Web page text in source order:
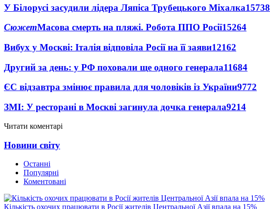
У Білорусі засудили лідера Ляпіса Трубецького Міхалка15738
СюжетМасова смерть на пляжі. Робота ППО Росії15264
Вибух у Москві: Італія відповіла Росії на її заяви12162
Другий за день: у РФ поховали ще одного генерала11684
ЄС відзавтра змінює правила для чоловіків із України9772
ЗМІ: У ресторані в Москві загинула дочка генерала9214
Читати коментарі
Новини світу
Останні
Популярні
Коментовані
Кількість охочих працювати в Росії жителів Центральної Азії впала на 15%